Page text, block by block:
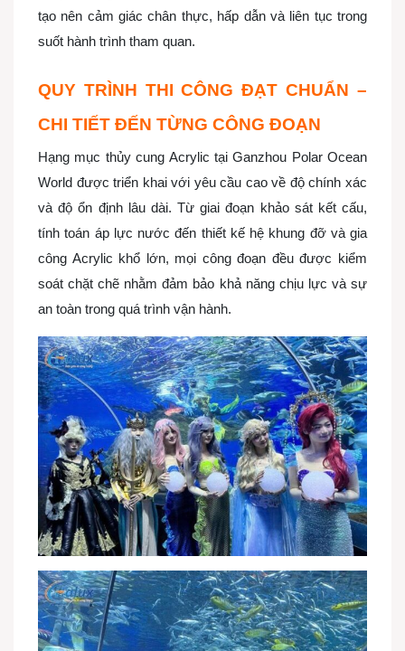
tạo nên cảm giác chân thực, hấp dẫn và liên tục trong
suốt hành trình tham quan.
QUY TRÌNH THI CÔNG ĐẠT CHUẨN –
CHI TIẾT ĐẾN TỪNG CÔNG ĐOẠN
Hạng mục thủy cung Acrylic tại Ganzhou Polar Ocean
World được triển khai với yêu cầu cao về độ chính xác
và độ ổn định lâu dài. Từ giai đoạn khảo sát kết cấu,
tính toán áp lực nước đến thiết kế hệ khung đỡ và gia
công Acrylic khổ lớn, mọi công đoạn đều được kiểm
soát chặt chẽ nhằm đảm bảo khả năng chịu lực và sự
an toàn trong quá trình vận hành.